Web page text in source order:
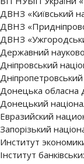
ДВНЗ «Київський
ДВНЗ
ДВНЗ
Державний
Дніпровський
Донецька обласна
Донецький
Евразийский
Запорізький
Институт
Інститут